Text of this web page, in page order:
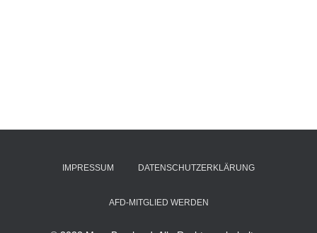
IMPRESSUM DATENSCHUTZERKLÄRUNG
AFD-MITGLIED WERDEN